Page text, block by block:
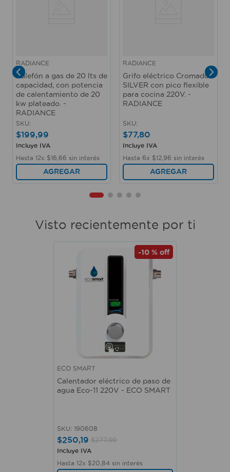
RADIANCE
Calefón a gas de 20 lts de
capacidad, con potencia
de calentamiento de 20
kw plateado. -
RADIANCE
SKU:
$199,99
Incluye IVA
Hasta 12x $16 66 sin interés
AGREGAR
RADIANCE
Grifo eléctrico Cromado
SILVER con pico flexible
para cocina 220V. -
RADIANCE
SKU:
$77,80
Incluye IVA
Hasta 6x $12 96 sin interés
AGREGAR
Visto recientemente por ti
-10 % off
ECO SMART
Calentador eléctrico de paso de
agua Eco-11 220V - ECO SMART
SKU: 190608
$250,19 $277,99
Incluye IVA
Hasta 12x $20 84 sin interés